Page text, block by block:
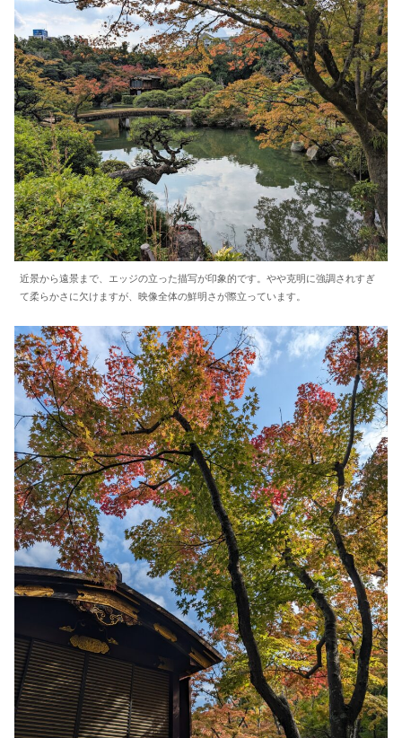
近景から遠景まで、エッジの立った描写が印象的です。やや克明に強調されすぎ
て柔らかさに欠けますが、映像全体の鮮明さが際立っています。